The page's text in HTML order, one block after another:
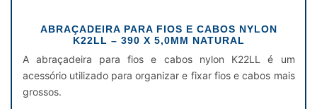
ABRAÇADEIRA PARA FIOS E CABOS NYLON
K22LL – 390 X 5,0MM NATURAL
A abraçadeira para fios e cabos nylon K22LL é um
acessório utilizado para organizar e fixar fios e cabos mais
grossos.